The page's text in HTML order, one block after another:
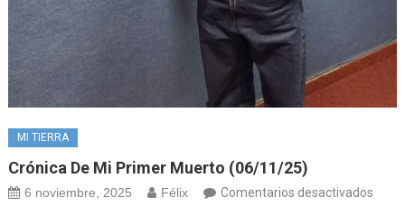
MI TIERRA
Crónica De Mi Primer Muerto (06/11/25)
6 noviembre, 2025 Félix Comentarios desactivadosen